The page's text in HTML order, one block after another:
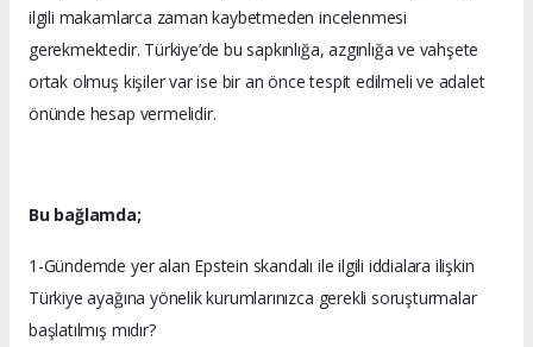
ilgili makamlarca zaman kaybetmeden incelenmesi
gerekmektedir. Türkiye’de bu sapkınlığa, azgınlığa ve vahşete
ortak olmuş kişiler var ise bir an önce tespit edilmeli ve adalet
önünde hesap vermelidir.
Bu bağlamda;
1-Gündemde yer alan Epstein skandalı ile ilgili iddialara ilişkin
Türkiye ayağına yönelik kurumlarınızca gerekli soruşturmalar
başlatılmış mıdır?